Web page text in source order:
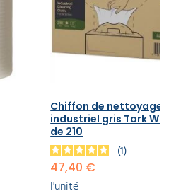
Chiffon de nettoyage
industriel gris Tork W7
de 210
1
47,40 €
l'unité